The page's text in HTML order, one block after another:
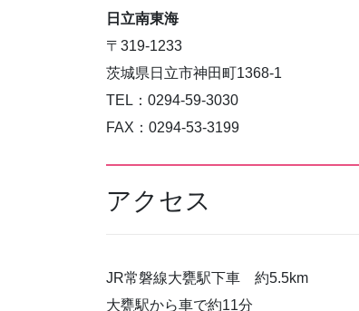
日立南東海
〒319-1233
茨城県日立市神田町1368-1
TEL：0294-59-3030
FAX：0294-53-3199
アクセス
JR常磐線大甕駅下車 約5.5km
大甕駅から車で約11分